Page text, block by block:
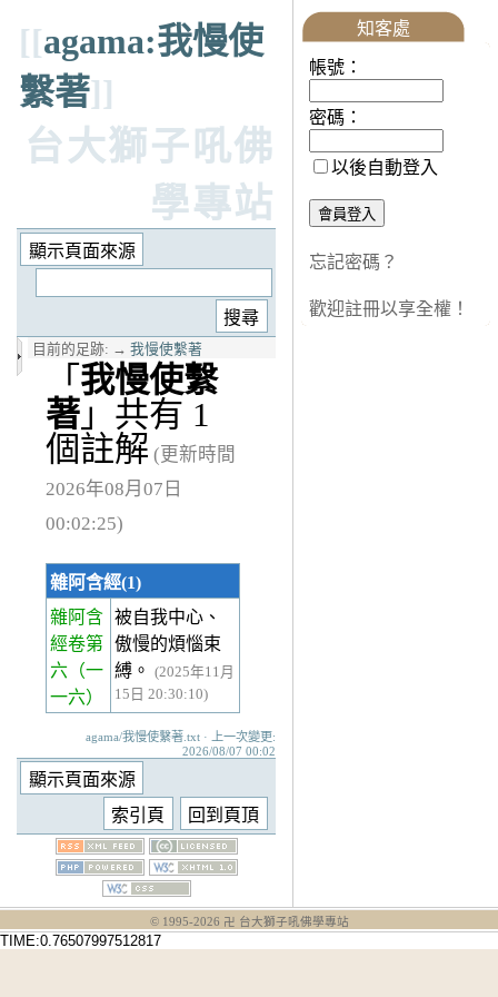
[[agama:我慢使
繫著]]
台大獅子吼佛
學專站
目前的足跡: → 我慢使繫著
「 我慢使繫
著 」共有 1
個註解 (更新時間
2026年08月07日
00:02:25)
雜阿含經(1)
雜阿含
經卷第
六 （一
一六）
被自我中心、
傲慢的煩惱束
縛。
(2025年11月
15日 20:30:10)
agama/我慢使繫著.txt · 上一次變更:
2026/08/07 00:02
知客處
帳號：
密碼：
以後自動登入
忘記密碼？
歡迎註冊以享全權！
© 1995-2026 卍 台大獅子吼佛學專站
TIME:0.76507997512817